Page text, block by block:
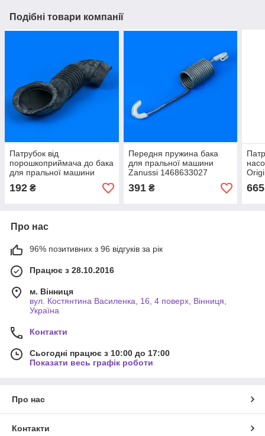
Подібні товари компанії
Патрубок від
порошкоприймача до бака
для пральної машини
Bosch 265958
192 ₴
Передня пружина бака
для пральної машини
Zanussi 1468633027
Original
391₴ 665
Про нас
96% позитивних з 96 відгуків за рік
Працює з 28.10.2016
м. Вінниця
вул. Костянтина Василенка, 16, 4 поверх, Вінниця,
Україна
Контакти
Сьогодні працює з 10:00 до 17:00
Показати весь графік роботи
Про нас
Контакти